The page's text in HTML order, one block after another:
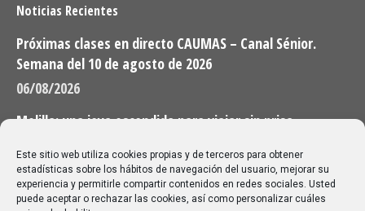
Este sitio web utiliza cookies propias y de terceros para obtener
estadísticas sobre los hábitos de navegación del usuario, mejorar su
experiencia y permitirle compartir contenidos en redes sociales. Usted
puede aceptar o rechazar las cookies, así como personalizar cuáles
Noticias Recientes
Próximas clases en directo CAUMAS – Canal Sénior.
Semana del 10 de agosto de 2026
06/08/2026
Melilla: una joya escondida para viajar sin prisa
28/07/2026
Buscar